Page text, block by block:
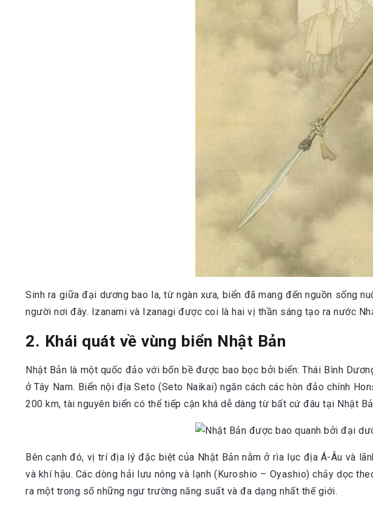
Sinh ra giữa đại dương bao la, từ ngàn xưa, biển đã mang đến nguồn sống
người nơi đây. Izanami và Izanagi được coi là hai vị thần sáng tạo ra nước
2. Khái quát về vùng biển Nhật Bản
Nhật Bản là một quốc đảo với bốn bề được bao bọc bởi biển: Thái Bình
ở Tây Nam. Biển nội địa Seto (Seto Naikai) ngăn cách các hòn đảo chính
200 km, tài nguyên biển có thể tiếp cận khá dễ dàng từ bất cứ đâu tại Nhật
Bên cạnh đó, vị trí địa lý đặc biệt của Nhật Bản nằm ở rìa lục địa Á-Âu và
và khí hậu. Các dòng hải lưu nóng và lạnh (Kuroshio – Oyashio) chảy dọc
ra một trong số những ngư trường năng suất và đa dạng nhất thế giới.